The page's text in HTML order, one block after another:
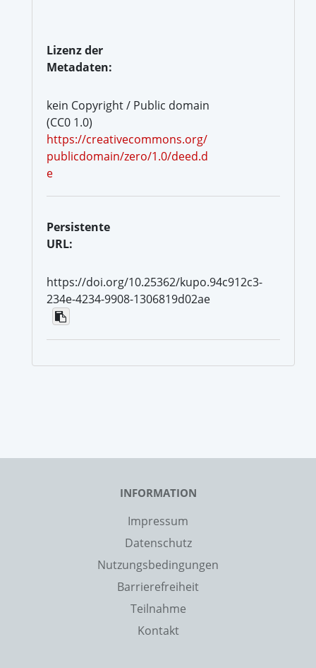
Lizenz der
Metadaten:
kein Copyright / Public domain
(CC0 1.0)
https://creativecommons.org/
publicdomain/zero/1.0/deed.d
e
Persistente
URL:
https://doi.org/10.25362/kupo.94c912c3-
234e-4234-9908-1306819d02ae
INFORMATION
Impressum
Datenschutz
Nutzungsbedingungen
Barrierefreiheit
Teilnahme
Kontakt